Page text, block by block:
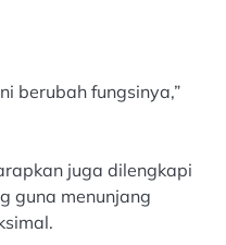
berubah fungsinya,”
juga dilengkapi
guna menunjang